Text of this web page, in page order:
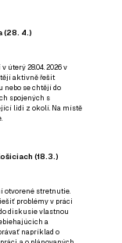
(28. 4.)
úterý 28.04. 2026 v
aktivně řešit
nebo se chtějí do
spojených s
lidi z okolí. Na místě
(18.3.)
otvorené stretnutie.
problémy v práci
diskusie vlastnou
a
napríklad o